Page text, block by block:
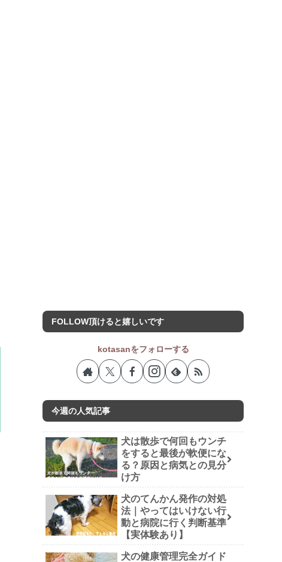
FOLLOW頂けると嬉しいです
kotasanをフォローする
今週の人気記事
犬は散歩で何回もウンチ
をすると最後が軟便にな
る？原因と病気との見分
け方
犬のてんかん発作の対処
法｜やってはいけない行
動と病院に行く判断基準
【実体験あり】
犬の健康管理完全ガイド